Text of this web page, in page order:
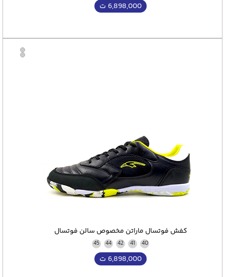
6,898,000 ت
کفش فوتسال ماراتن مخصوص سالن فوتسال
40
41
42
44
45
6,898,000 ت